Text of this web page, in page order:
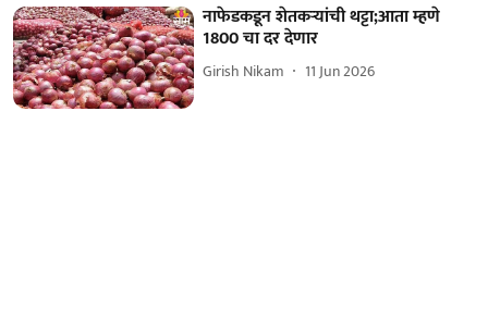
नाफेडकडून शेतकऱ्यांची थट्टा;आता म्हणे
1800 चा दर देणार
Girish Nikam 11 Jun 2026